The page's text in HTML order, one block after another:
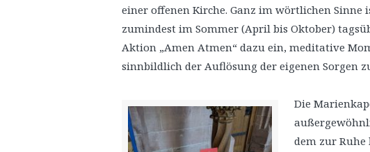
einer offenen Kirche. Ganz im wörtlichen Sinne
zumindest im Sommer (April bis Oktober)
Aktion „Amen Atmen“ dazu ein, meditative
sinnbildlich der Auflösung der eigenen Sorgen
Die
dem zur